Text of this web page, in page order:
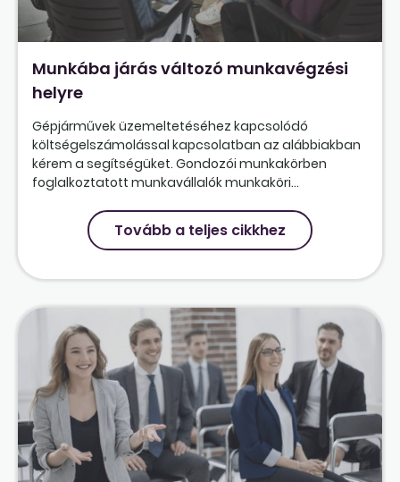
Munkába járás változó munkavégzési
helyre
Gépjárművek üzemeltetéséhez kapcsolódó
költségelszámolással kapcsolatban az alábbiakban
kérem a segítségüket. Gondozói munkakörben
foglalkoztatott munkavállalók munkaköri...
Tovább a teljes cikkhez